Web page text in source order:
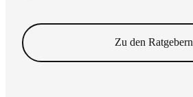
Zu den Ratgebern